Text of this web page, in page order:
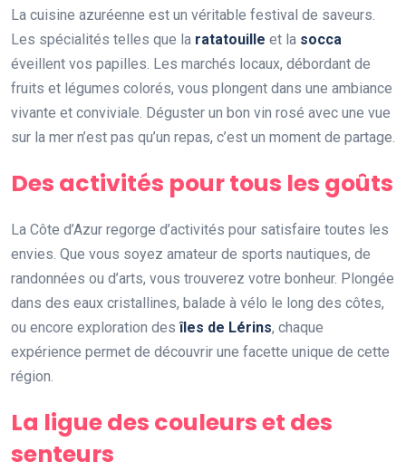
La cuisine azuréenne est un véritable festival de saveurs.
Les spécialités telles que la ratatouille et la socca
éveillent vos papilles. Les marchés locaux, débordant de
fruits et légumes colorés, vous plongent dans une ambiance
vivante et conviviale. Déguster un bon vin rosé avec une vue
sur la mer n’est pas qu’un repas, c’est un moment de partage.
Des activités pour tous les goûts
La Côte d’Azur regorge d’activités pour satisfaire toutes les
envies. Que vous soyez amateur de sports nautiques, de
randonnées ou d’arts, vous trouverez votre bonheur. Plongée
dans des eaux cristallines, balade à vélo le long des côtes,
ou encore exploration desîles de Lérins, chaque
expérience permet de découvrir une facette unique de cette
région.
La ligue des couleurs et des
senteurs